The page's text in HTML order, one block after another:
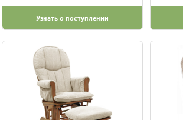
Узнать о поступлении